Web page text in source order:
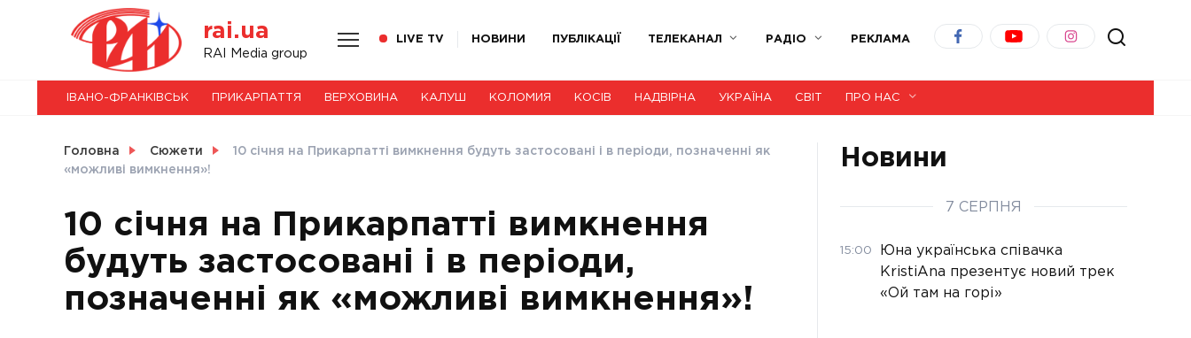
rai.ua
RAI Media group
LIVE TV НОВИНИ ПУБЛІКАЦІЇ ТЕЛЕКАНАЛ РАДІО РЕКЛАМА
НОВИНИ
СВІТ
УКРАЇНА
ІВАНО-ФРАНКІВСЬК ПРИКАРПАТТЯ ВЕРХОВИНА КАЛУШ КОЛОМИЯ КОСІВ НАДВІРНА УКРАЇНА СВІТ ПРО НАС
Головна Сюжети
10 січня на Прикарпатті вимкнення будуть застосовані і в періоди, позначенні як
«можливі вимкнення»!
10 січня на Прикарпатті вимкнення
будуть застосовані і в періоди,
позначенні як «можливі вимкнення»!
Новини
7 СЕРПНЯ
15:00
Юна українська співачка
KristiAna презентує новий трек
«Ой там на горі»